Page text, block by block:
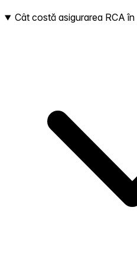
Cât costă asigurarea RCA